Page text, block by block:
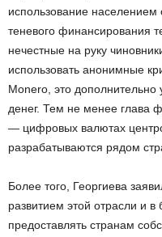
использование
теневого финансирования
нечестные на руку
использовать анонимные
Monero, это
денег. Тем не менее глава
— цифровых валютах
разрабатываются рядом
Более того, Георгиева
развитием этой отрасли и
предоставлять странам